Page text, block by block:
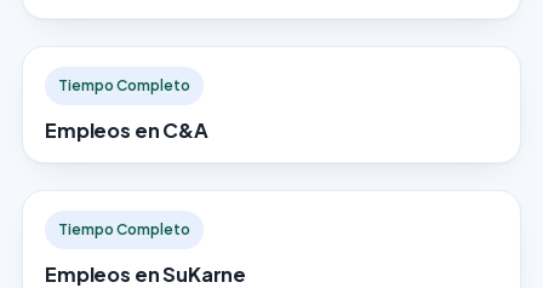
Tiempo Completo
Empleos en C&A
Tiempo Completo
Empleos en SuKarne